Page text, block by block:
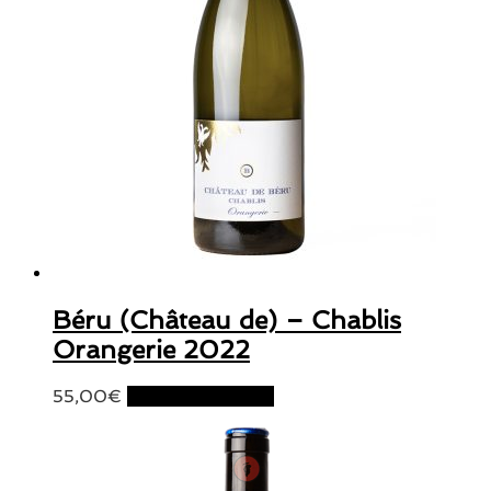
Béru (Château de) – Chablis
Orangerie 2022
55,00€